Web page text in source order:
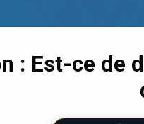
: Est-ce de